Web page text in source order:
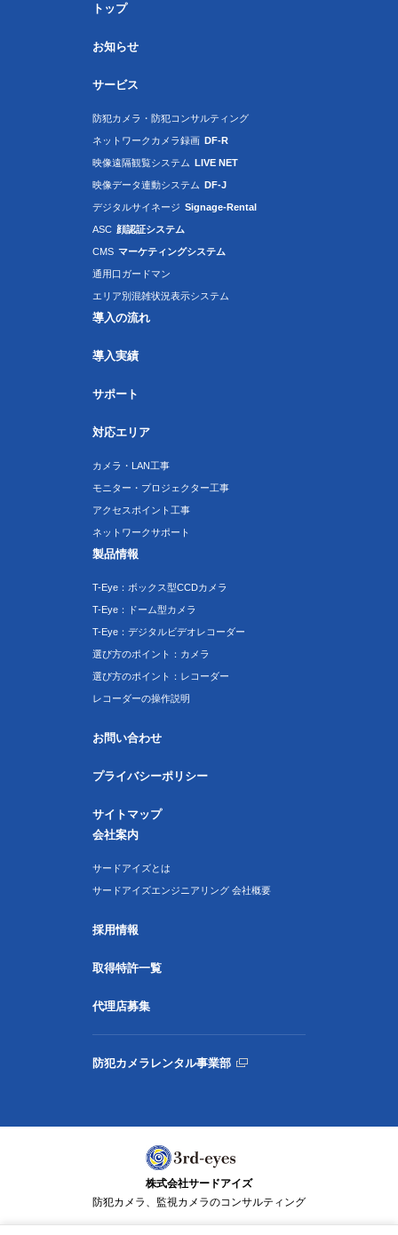
トップ
お知らせ
サービス
防犯カメラ・防犯コンサルティング
ネットワークカメラ録画 DF-R
映像遠隔観覧システム LIVE NET
映像データ連動システム DF-J
デジタルサイネージ Signage-Rental
ASC 顔認証システム
CMS マーケティングシステム
通用口ガードマン
エリア別混雑状況表示システム
導入の流れ
導入実績
サポート
対応エリア
カメラ・LAN工事
モニター・プロジェクター工事
アクセスポイント工事
ネットワークサポート
製品情報
T-Eye：ボックス型CCDカメラ
T-Eye：ドーム型カメラ
T-Eye：デジタルビデオレコーダー
選び方のポイント：カメラ
選び方のポイント：レコーダー
レコーダーの操作説明
お問い合わせ
プライバシーポリシー
サイトマップ
会社案内
サードアイズとは
サードアイズエンジニアリング 会社概要
採用情報
取得特許一覧
代理店募集
防犯カメラレンタル事業部
株式会社サードアイズ
防犯カメラ、監視カメラのコンサルティング